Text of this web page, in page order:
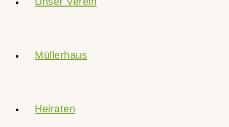
Müllerhaus
Heiraten